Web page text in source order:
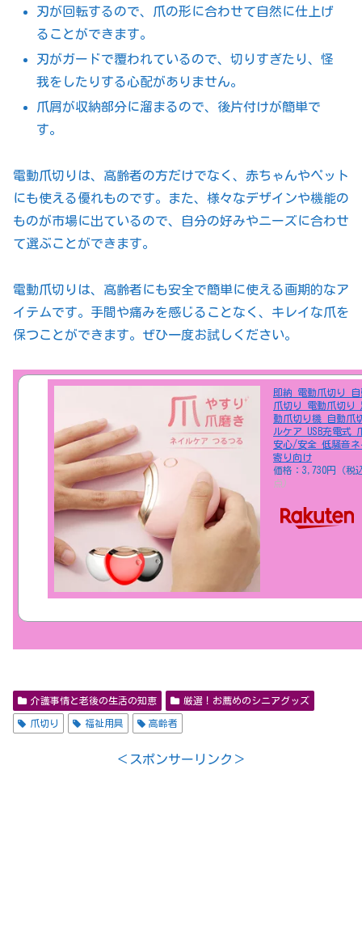
刃が回転するので、爪の形に合わせて自然に仕上げ
ることができます。
刃がガードで覆われているので、切りすぎたり、怪
我をしたりする心配がありません。
爪屑が収納部分に溜まるので、後片付けが簡単で
す。
電動爪切りは、高齢者の方だけでなく、赤ちゃんやペット
にも使える優れものです。また、様々なデザインや機能の
ものが市場に出ているので、自分の好みやニーズに合わせ
て選ぶことができます。
電動爪切りは、高齢者にも安全で簡単に使える画期的なア
イテムです。手間や痛みを感じることなく、キレイな爪を
保つことができます。ぜひ一度お試しください。
即納 電動爪切り
爪切り 電動爪切り
動爪切り機 自動爪
ルケア USB充電式
安心/安全 低騒音
寄り向け
価格：3,730円（税
点)
介護事情と老後の生活の知恵 厳選！お薦めのシニアグッズ
爪切り 福祉用具 高齢者
＜スポンサーリンク＞